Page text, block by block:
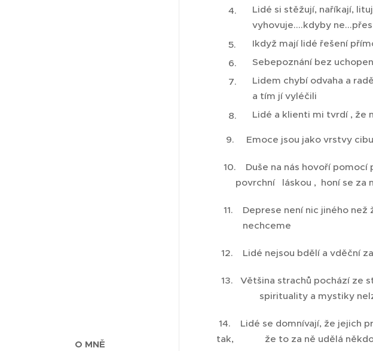
O MNĚ
Lidé si stěžují, naříkají,
vyhovuje....kdyby
Ikdyž mají lidé řešení
Sebepoznání bez
Lidem chybí odvaha a
a tím jí vyléčili
Lidé a klienti mi tvrdí , že
9. Emoce jsou jako vrstvy
10. Duše na nás hovoří
povrchní láskou , honí se za
11. Deprese není nic jiného než
nechceme
12. Lidé nejsou bdělí a vděční
13. Většina strachů pochází ze
spirituality a mystiky nelze
14. Lidé se domnívají, že jejich
tak, že to za ně udělá někdo